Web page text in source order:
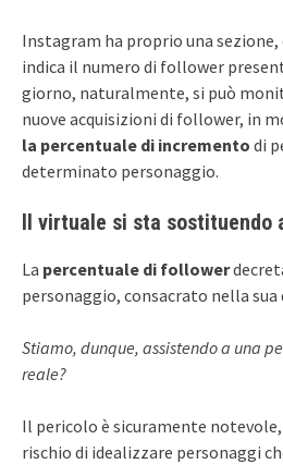
Instagram ha proprio una
indica il numero di follower
giorno, naturalmente, si può
nuove acquisizioni di follower, in
la percentuale di incremento di
determinato personaggio.
Il virtuale si sta sostituendo
La percentuale di follower
personaggio, consacrato nella
Stiamo, dunque, assistendo a una
reale?
Il pericolo è sicuramente
rischio di idealizzare personaggi